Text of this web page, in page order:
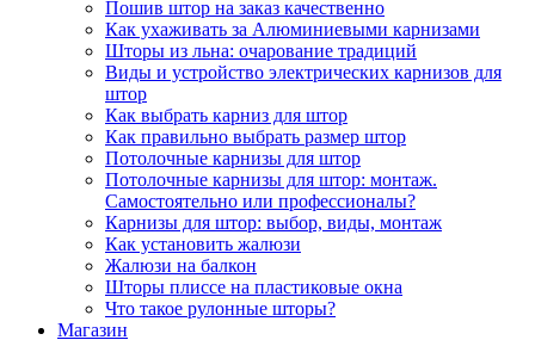
Пошив штор на заказ качественно
Как ухаживать за Алюминиевыми карнизами
Шторы из льна: очарование традиций
Виды и устройство электрических карнизов для
штор
Как выбрать карниз для штор
Как правильно выбрать размер штор
Потолочные карнизы для штор
Потолочные карнизы для штор: монтаж.
Самостоятельно или профессионалы?
Карнизы для штор: выбор, виды, монтаж
Как установить жалюзи
Жалюзи на балкон
Шторы плиссе на пластиковые окна
Что такое рулонные шторы?
Магазин